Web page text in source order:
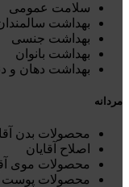
سلامت عمومی
بهداشت
بهداشت جنسی
بهداشت بانوان
بهداشت دهان و
مردانه
محصولات بدن
اصلاح آقایان
محصولات موی
محصولات پوست